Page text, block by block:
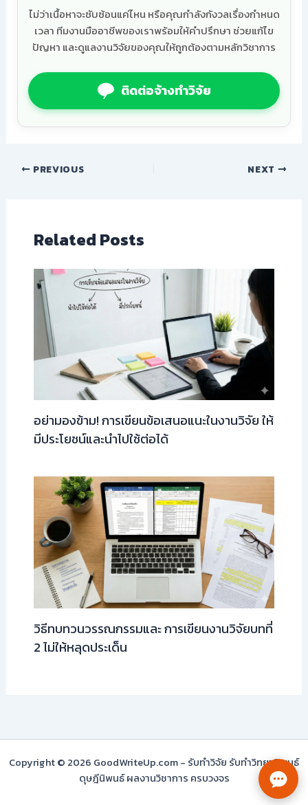
ไม่ว่าเนื้อหาจะซับซ้อนแค่ไหน หรือคุณกำลังกังวลเรื่องกำหนด
เวลา ทีมงานมืออาชีพของเราพร้อมให้คำปรึกษา ช่วยแก้ไข
ปัญหา และดูแลงานวิจัยของคุณให้ถูกต้องตามหลักวิชาการ
ติดต่อจ้างทำวิจัย
PREVIOUS NEXT
Related Posts
อย่ามองข้าม! การเขียนข้อเสนอแนะในงานวิจัย ให้
มีประโยชน์และนำไปใช้ต่อได้
วิธีทบทวนวรรณกรรมและ การเขียนงานวิจัยบทที่
2 ไม่ให้หลุดประเด็น
Copyright © 2026 GoodWriteUp.com - รับทำวิจัย รับทำวิทยานิพนธ์
ดุษฎีนิพนธ์ ผลงานวิชาการ ครบวงจร